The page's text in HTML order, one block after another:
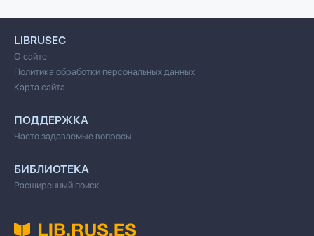
LIBRUSEC
О сайте
Политика обработки персональных данных
Карта сайта
ПОДДЕРЖКА
Часто задаваемые вопросы
БИБЛИОТЕКА
Расширенный поиск